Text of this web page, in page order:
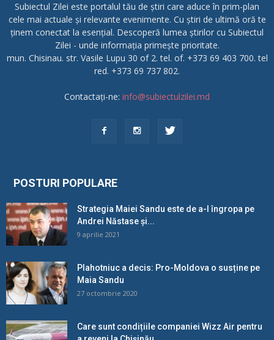
Subiectul Zilei este portalul tău de știri care aduce în prim-plan
cele mai actuale și relevante evenimente. Cu știri de ultimă oră te
ținem conectat la esențial. Descoperă lumea știrilor cu Subiectul
Zilei - unde informația primește prioritate.
mun. Chisinau. str. Vasile Lupu 30 of 2. tel. of. +373 69 403 700. tel
red. +373 69 737 802.
Contactați-ne: info@subiectulzilei.md
POSTURI POPULARE
Strategia Maiei Sandu este de a-l îngropa pe
Andrei Năstase și...
9 aprilie 2021
Plahotniuc a decis: Pro-Moldova o susține pe
Maia Sandu
27 octombrie 2020
Care sunt condițiile companiei Wizz Air pentru